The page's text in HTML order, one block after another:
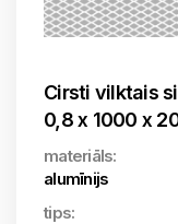
Cirsti vilktais
0,8 x 1000 x
materiāls:
alumīnijs
tips: